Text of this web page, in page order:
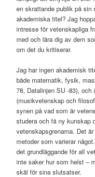
en skrattande publik på
akademiska titel? Jag
intresse för vetenskapliga
med och lära dig av dem
om det du kritiserar.
Jag har ingen akademisk
både matematik, fysik,
78, Datalinjen SU -83),
(musikvetenskap och
synen på vad som är
studera och få ny kunskap
vetenskapsgrenarna. Det
metoder som varierar
det grundläggande för all
inte saker hur som helst –
skäl för sina slutsatser.